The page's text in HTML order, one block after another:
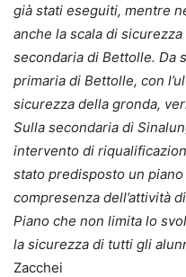
già stati eseguiti, mentre
anche la scala di
secondaria di Bettolle. Da
primaria di Bettolle, con
sicurezza della gronda,
Sulla secondaria di
intervento di
stato predisposto un
compresenza dell’attività
Piano che non limita lo
la sicurezza di tutti gli
Zacchei